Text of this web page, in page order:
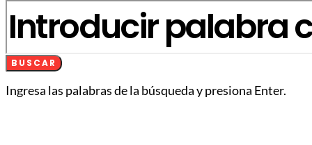
BUSCAR
Ingresa las palabras de la búsqueda y presiona Enter.